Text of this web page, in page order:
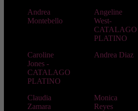
Andrea
Montebello
Angeline
West-
CATALAGO
PLATINO
Caroline
Jones -
CATALAGO
PLATINO
Andrea Diaz
Claudia
Zamara
Monica
Reyes